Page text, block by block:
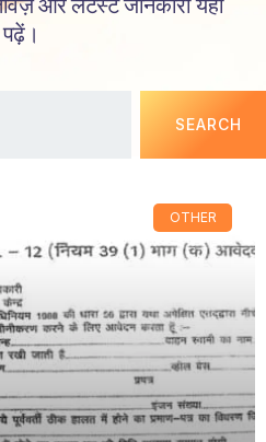
और लेटेस्ट जानकारी यहाँ
पढ़ें।
SEARCH
OTHER